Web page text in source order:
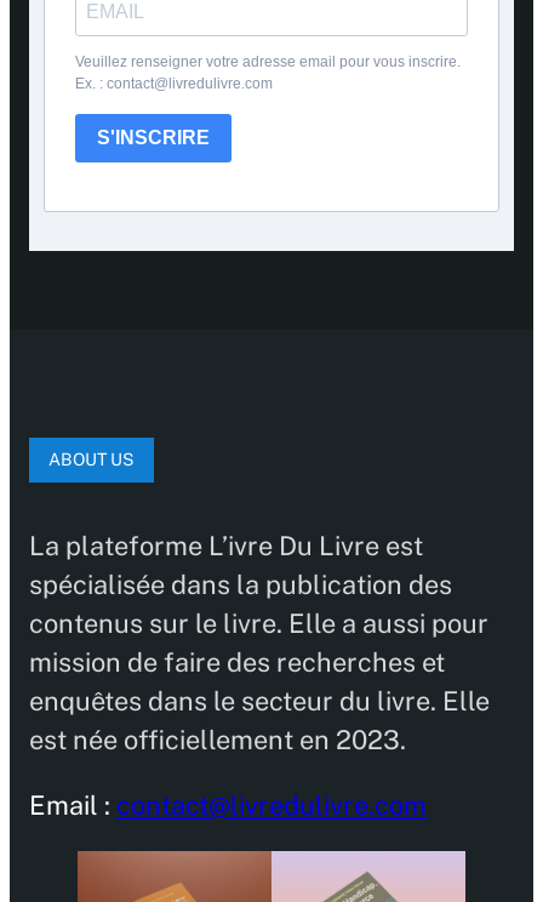
Veuillez renseigner votre adresse email pour vous inscrire.
Ex. : contact@livredulivre.com
S'INSCRIRE
ABOUT US
La plateforme L’ivre Du Livre est
spécialisée dans la publication des
contenus sur le livre. Elle a aussi pour
mission de faire des recherches et
enquêtes dans le secteur du livre. Elle
est née officiellement en 2023.
Email : contact@livredulivre.com